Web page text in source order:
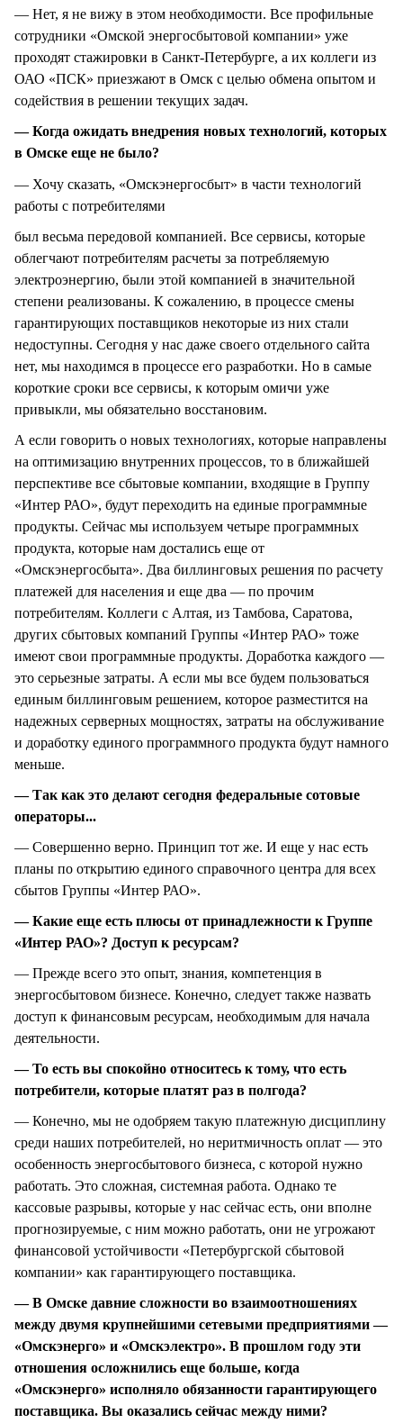
— Нет, я не вижу в этом необходимости. Все профильные
сотрудники «Омской энергосбытовой компании» уже
проходят стажировки в Санкт-Петербурге, а их коллеги из
ОАО «ПСК» приезжают в Омск с целью обмена опытом и
содействия в решении текущих задач.
— Когда ожидать внедрения новых технологий, которых
в Омске еще не было?
— Хочу сказать, «Омскэнергосбыт» в части технологий
работы с потребителями
был весьма передовой компанией. Все сервисы, которые
облегчают потребителям расчеты за потребляемую
электроэнергию, были этой компанией в значительной
степени реализованы. К сожалению, в процессе смены
гарантирующих поставщиков некоторые из них стали
недоступны. Сегодня у нас даже своего отдельного сайта
нет, мы находимся в процессе его разработки. Но в самые
короткие сроки все сервисы, к которым омичи уже
привыкли, мы обязательно восстановим.
А если говорить о новых технологиях, которые направлены
на оптимизацию внутренних процессов, то в ближайшей
перспективе все сбытовые компании, входящие в Группу
«Интер РАО», будут переходить на единые программные
продукты. Сейчас мы используем четыре программных
продукта, которые нам достались еще от
«Омскэнергосбыта». Два биллинговых решения по расчету
платежей для населения и еще два — по прочим
потребителям. Коллеги с Алтая, из Тамбова, Саратова,
других сбытовых компаний Группы «Интер РАО» тоже
имеют свои программные продукты. Доработка каждого —
это серьезные затраты. А если мы все будем пользоваться
единым биллинговым решением, которое разместится на
надежных серверных мощностях, затраты на обслуживание
и доработку единого программного продукта будут намного
меньше.
— Так как это делают сегодня федеральные сотовые
операторы...
— Совершенно верно. Принцип тот же. И еще у нас есть
планы по открытию единого справочного центра для всех
сбытов Группы «Интер РАО».
— Какие еще есть плюсы от принадлежности к Группе
«Интер РАО»? Доступ к ресурсам?
— Прежде всего это опыт, знания, компетенция в
энергосбытовом бизнесе. Конечно, следует также назвать
доступ к финансовым ресурсам, необходимым для начала
деятельности.
— То есть вы спокойно относитесь к тому, что есть
потребители, которые платят раз в полгода?
— Конечно, мы не одобряем такую платежную дисциплину
среди наших потребителей, но неритмичность оплат — это
особенность энергосбытового бизнеса, с которой нужно
работать. Это сложная, системная работа. Однако те
кассовые разрывы, которые у нас сейчас есть, они вполне
прогнозируемые, с ним можно работать, они не угрожают
финансовой устойчивости «Петербургской сбытовой
компании» как гарантирующего поставщика.
— В Омске давние сложности во взаимоотношениях
между двумя крупнейшими сетевыми предприятиями —
«Омскэнерго» и «Омскэлектро». В прошлом году эти
отношения осложнились еще больше, когда
«Омскэнерго» исполняло обязанности гарантирующего
поставщика. Вы оказались сейчас между ними?